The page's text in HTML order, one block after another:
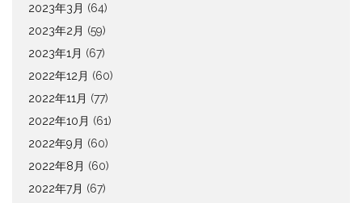
2023年3月 (64)
2023年2月 (59)
2023年1月 (67)
2022年12月 (60)
2022年11月 (77)
2022年10月 (61)
2022年9月 (60)
2022年8月 (60)
2022年7月 (67)